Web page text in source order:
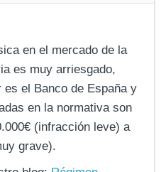
en el mercado de la
es muy arriesgado,
el Banco de España y
en la normativa son
(infracción leve) a
grave).